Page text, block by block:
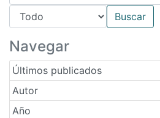
Navegar
Últimos publicados
Autor
Año